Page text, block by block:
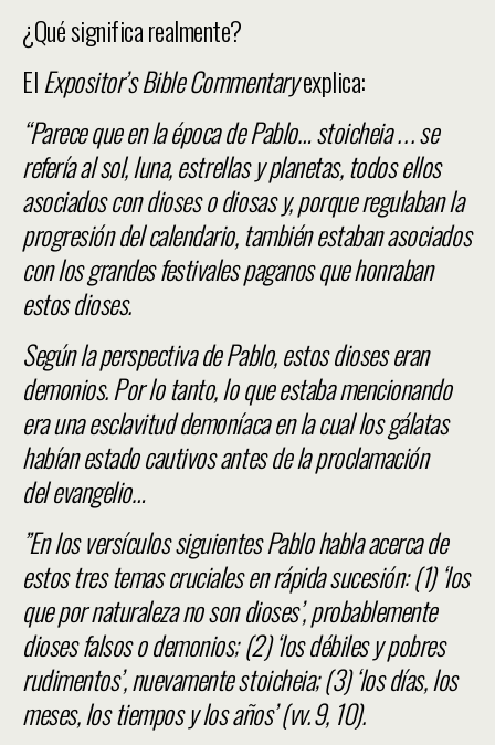
¿Qué significa realmente?
ElExpositor’s Bible Commentaryexplica:
“Parece que en la época de Pablo… stoicheia . . . se
refería al sol, luna, estrellas y planetas, todos ellos
asociados con dioses o diosas y, porque regulaban la
progresión del calendario, también estaban asociados
con los grandes festivales paganos que honraban
estos dioses.
Según la perspectiva de Pablo, estos dioses eran
demonios. Por lo tanto, lo que estaba mencionando
era una esclavitud demoníaca en la cual los gálatas
habían estado cautivos antes de la proclamación
del evangelio…
”En los versículos siguientes Pablo habla acerca de
estos tres temas cruciales en rápida sucesión: (1) ‘los
que por naturaleza no son dioses’, probablemente
dioses falsos o demonios; (2) ‘los débiles y pobres
rudimentos’, nuevamente stoicheia; (3) ‘los días, los
meses, los tiempos y los años’ (vv. 9, 10).